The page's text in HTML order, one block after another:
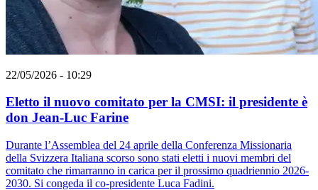
22/05/2026 - 10:29
Eletto il nuovo comitato per la CMSI: il presidente è
don Jean-Luc Farine
Durante l’Assemblea del 24 aprile della Conferenza Missionaria
della Svizzera Italiana scorso sono stati eletti i nuovi membri del
comitato che rimarranno in carica per il prossimo quadriennio 2026-
2030. Si congeda il co-presidente Luca Fadini.